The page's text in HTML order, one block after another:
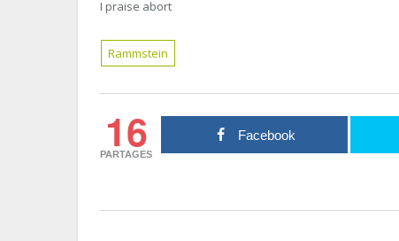
I praise abort
Rammstein
16
PARTAGES
Facebook